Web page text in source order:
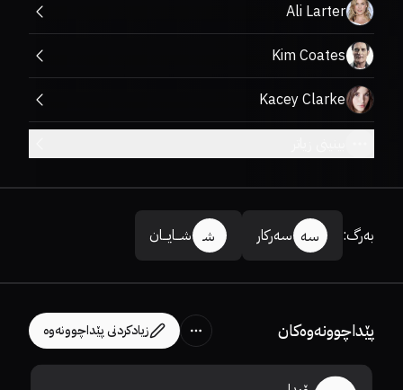
Ali Larter
Kim Coates
Kacey Clarke
بەرگ: سە سەرکار شـ شـــایـــان
پێداچوونەوەکان زیادکردنی پێداچوونەوە